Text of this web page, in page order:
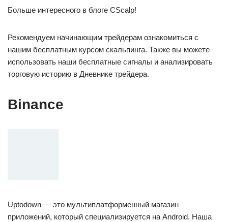
Больше интересного в блоге CScalp!
Рекомендуем начинающим трейдерам ознакомиться с
нашим бесплатным курсом скальпинга. Также вы можете
использовать наши бесплатные сигналы и анализировать
торговую историю в Дневнике трейдера.
Binance
Uptodown — это мультиплатформенный магазин
приложений, который специализируется на Android. Наша